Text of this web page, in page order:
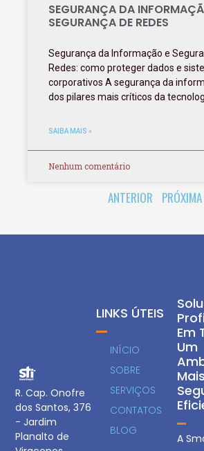
SEGURANÇA DA
SEGURANÇA DE REDES
Segurança da Informação e
Redes: como proteger dados e
corporativos A segurança da
dos pilares mais críticos da
SAIBA MAIS »
Nenhum comentário
ANTERIOR PRÓXIMA
R. Cap. Onofre
dos Santos, 376
- Jardim
Planalto de
Em
Um
Mais
A
LINKS ÚTEIS
INÍCIO
SOBRE
SERVIÇOS
CONTATOS
BLOG